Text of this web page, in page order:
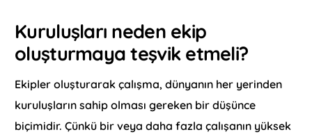
Kuruluşları neden ekip
oluşturmaya teşvik etmeli?
Ekipler oluşturarak çalışma, dünyanın her yerinden
kuruluşların sahip olması gereken bir düşünce
biçimidir. Çünkü bir veya daha fazla çalışanın yüksek